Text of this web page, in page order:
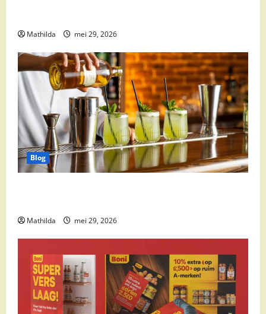
Mathilda mei 29, 2026
Blog
Mathilda mei 29, 2026